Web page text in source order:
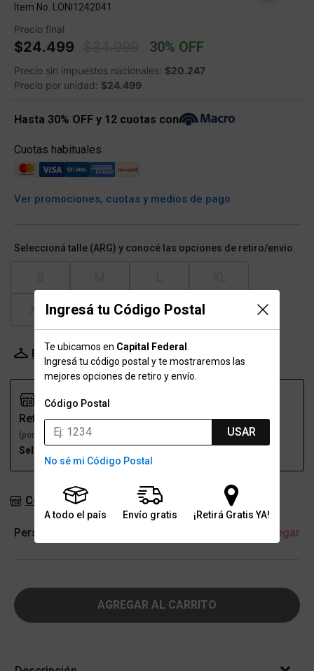
Ingresá tu Código Postal
Te ubicamos en Capital Federal
Ingresá tu código postal y te mostraremos las
mejores opciones de retiro y envío.
Código Postal
USAR
No sé mi Código Postal
A todo el país Envío gratis ¡Retirá Gratis YA!
Item No. LONI1242041
Precio final
$24.499 Price reduced from
30% OFF
Precio sin impuestos nacionales: $20.247
Precio por unidad: $24.499
Hasta 30% OFF y 12 cuotas con
Cuotas habituales
Ver promociones, cuotas y medios de pago
Seleccioná talle (ARG) y conocé las opciones de retiro/envío
XXL
Probador Virtual Tabla de talles
Retiro
(por una sucursal)
Seleccioná talle
Envío
Consultar stock en sucursales
Personalización + Agregar
AGREGAR AL CARRITO